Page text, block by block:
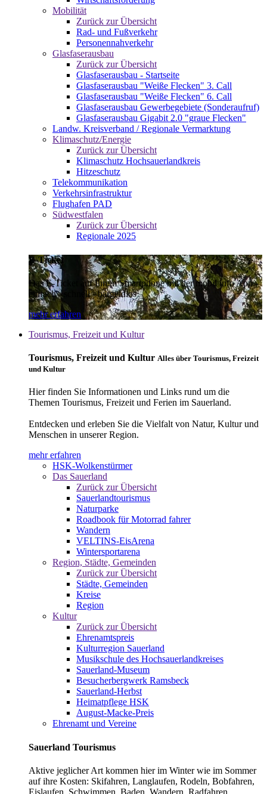
Mobilität
Zurück zur Übersicht
Rad- und Fußverkehr
Personennahverkehr
Glasfaserausbau
Zurück zur Übersicht
Glasfaserausbau - Startseite
Glasfaserausbau "Weiße Flecken" 3. Call
Glasfaserausbau "Weiße Flecken" 6. Call
Glasfaserausbau Gewerbegebiete (Sonderaufruf)
Glasfaserausbau Gigabit 2.0 "graue Flecken"
Landw. Kreisverband / Regionale Vermarktung
Klimaschutz/Energie
Zurück zur Übersicht
Klimaschutz Hochsauerlandkreis
Hitzeschutz
Telekommunikation
Verkehrsinfrastruktur
Flughafen PAD
Südwestfalen
Zurück zur Übersicht
Regionale 2025
E-Ticket
Das E-Ticket auf Ihrem Smartphone mit der mobil info App -
einfach - schnell - bargeldlos
mehr erfahren
Tourismus, Freizeit und Kultur
Tourismus, Freizeit und Kultur Alles über Tourismus, Freizeit
und Kultur
Hier finden Sie Informationen und Links rund um die
Themen Tourismus, Freizeit und Ferien im Sauerland.
Entdecken und erleben Sie die Vielfalt von Natur, Kultur und
Menschen in unserer Region.
mehr erfahren
HSK-Wolkenstürmer
Das Sauerland
Zurück zur Übersicht
Sauerlandtourismus
Naturparke
Roadbook für Motorrad fahrer
Wandern
VELTINS-EisArena
Wintersportarena
Region, Städte, Gemeinden
Zurück zur Übersicht
Städte, Gemeinden
Kreise
Region
Kultur
Zurück zur Übersicht
Ehrenamtspreis
Kulturregion Sauerland
Musikschule des Hochsauerlandkreises
Sauerland-Museum
Besucherbergwerk Ramsbeck
Sauerland-Herbst
Heimatpflege HSK
August-Macke-Preis
Ehrenamt und Vereine
Sauerland Tourismus
Aktive jeglicher Art kommen hier im Winter wie im Sommer
auf ihre Kosten: Skifahren, Langlaufen, Rodeln, Bobfahren,
Eislaufen, Schwimmen, Baden, Wandern, Radfahren,